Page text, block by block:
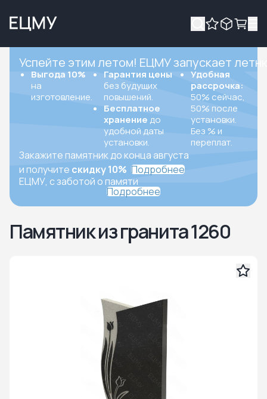
Успейте этим летом! ЕЦМУ запускает
Выгода 10%
на
изготовление.
Гарантия цены
без будущих
повышений.
Бесплатное
хранение до
удобной даты
установки.
Удобная
рассрочка:
50% сейчас,
50% после
установки.
Без % и
переплат.
Закажите памятник до конца августа
и получите скидку 10% Подробнее
ЕЦМУ, с заботой о памяти
Подробнее
Памятник из гранита 1260